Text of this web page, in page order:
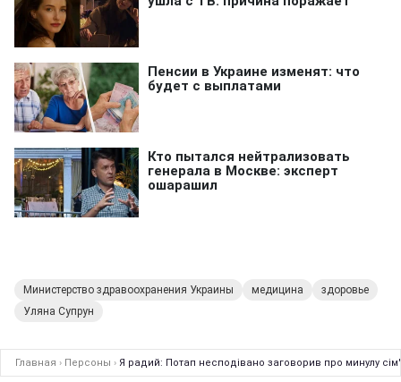
Министерство здравоохранения Украины медицина
здоровье
Уляна Супрун
Главная › Персоны › Я радий: Потап несподівано заговорив про минулу